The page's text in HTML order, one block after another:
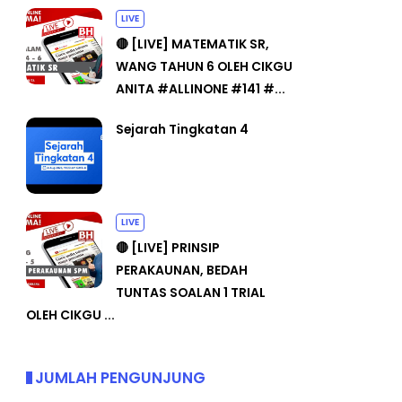
LIVE
🔴 [LIVE] MATEMATIK SR,
WANG TAHUN 6 OLEH CIKGU
ANITA #ALLINONE #141 #...
Sejarah Tingkatan 4
LIVE
🔴 [LIVE] PRINSIP
PERAKAUNAN, BEDAH
TUNTAS SOALAN 1 TRIAL
OLEH CIKGU ...
JUMLAH PENGUNJUNG